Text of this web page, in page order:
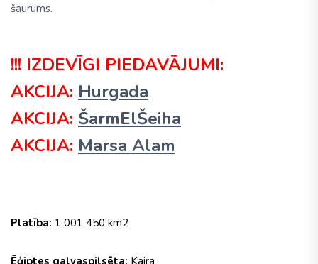
šaurums.
!!! IZDEVĪGI PIEDAVĀJUMI:
AKCIJA: Hurgada
AKCIJA: ŠarmElŠeiha
AKCIJA: Marsa Alam
Platība: 1 001 450 km2